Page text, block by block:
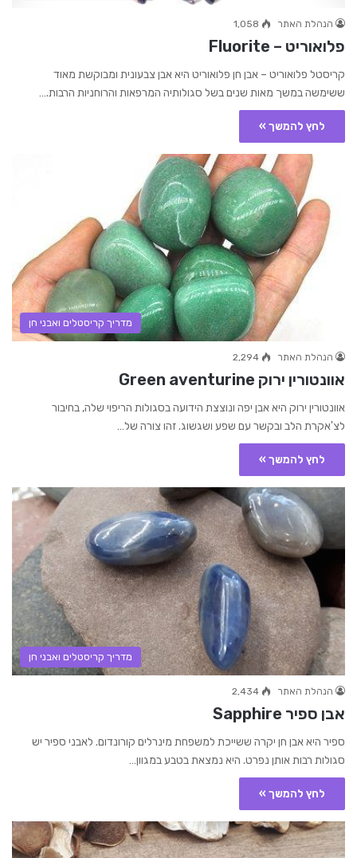
הנהלת האתר 1,058
פלואוריט – Fluorite
קריסטל פלואוריט – אבן חן פלואוריט היא אבן צבעונית ומבוקשת מאוד
ששימשה במשך מאות שנים בשל סגולותיה המרפאות והרוחניות הרבות.…
לחץ להמשך »
מדריך קריסטלים ואבני חן
הנהלת האתר 2,294
אוונטורין ירוק Green aventurine
אוונטורין ירוק היא אבן יפה ונוצצת הידועה בסגולות הריפוי שלה, בחיבור
לצ'אקרת הלב ובקשר עם שפע ושגשוג. זהו צורה של…
לחץ להמשך »
מדריך קריסטלים ואבני חן
הנהלת האתר 2,434
אבן ספיר Sapphire
ספיר היא אבן חן יקרה ששייכת למשפחת מינרלים קורונדום. לאבני ספיר יש
סגולות רבות אותן נפרט. היא נמצאת בטבע במגוון…
לחץ להמשך »